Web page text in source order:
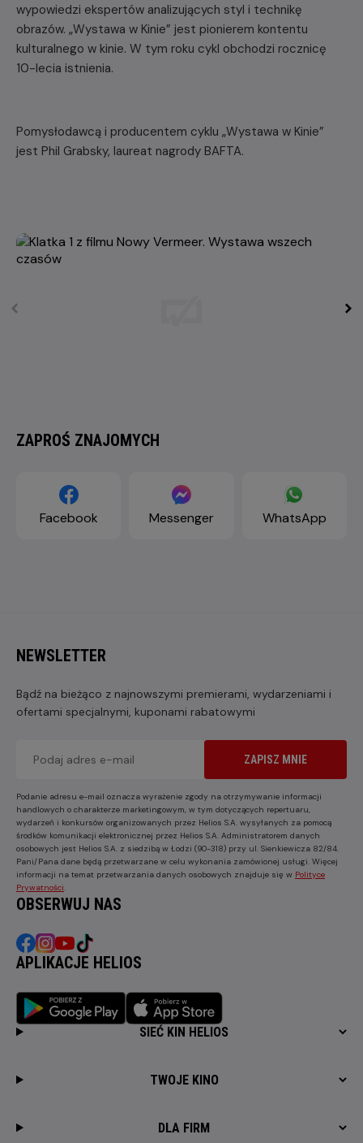
wypowiedzi ekspertów analizujących styl i technikę
obrazów. „Wystawa w Kinie” jest pionierem kontentu
kulturalnego w kinie. W tym roku cykl obchodzi rocznicę
10-lecia istnienia.
Pomysłodawcą i producentem cyklu „Wystawa w Kinie”
jest Phil Grabsky, laureat nagrody BAFTA.
ZAPROŚ ZNAJOMYCH
Facebook Messenger WhatsApp
NEWSLETTER
Bądź na bieżąco z najnowszymi premierami, wydarzeniami i
ofertami specjalnymi, kuponami rabatowymi
ZAPISZ MNIE
Podanie adresu e-mail oznacza wyrażenie zgody na otrzymywanie informacji
handlowych o charakterze marketingowym, w tym dotyczących repertuaru,
wydarzeń i konkursów organizowanych przez Helios S.A. wysyłanych za pomocą
środków komunikacji elektronicznej przez Helios S.A. Administratorem danych
osobowych jest Helios S.A. z siedzibą w Łodzi (90-318) przy ul. Sienkiewicza 82/84.
Pani/Pana dane będą przetwarzane w celu wykonania zamówionej usługi. Więcej
informacji na temat przetwarzania danych osobowych znajduje się w Polityce
Prywatności
OBSERWUJ NAS
APLIKACJE HELIOS
SIEĆ KIN HELIOS
TWOJE KINO
DLA FIRM